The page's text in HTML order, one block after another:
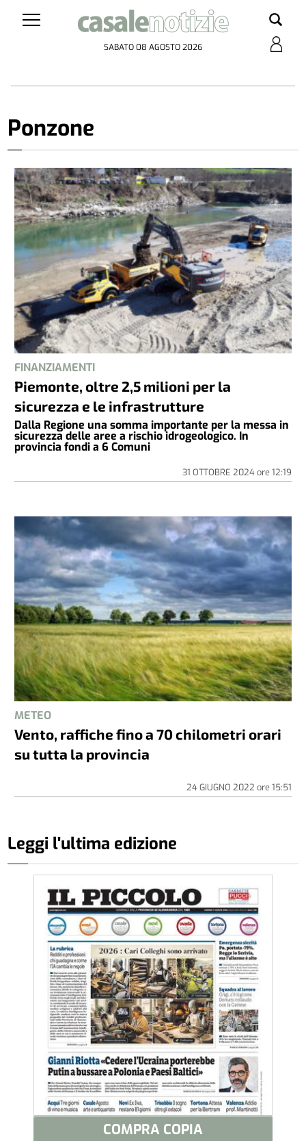
SABATO 08 AGOSTO 2026
Ponzone
FINANZIAMENTI
Piemonte, oltre 2,5 milioni per la
sicurezza e le infrastrutture
Dalla Regione una somma importante per la messa in
sicurezza delle aree a rischio idrogeologico. In
provincia fondi a 6 Comuni
31 OTTOBRE 2024ore 12:19
METEO
Vento, raffiche fino a 70 chilometri orari
su tutta la provincia
24 GIUGNO 2022 ore 15:51
Leggi l'ultima edizione
COMPRA COPIA